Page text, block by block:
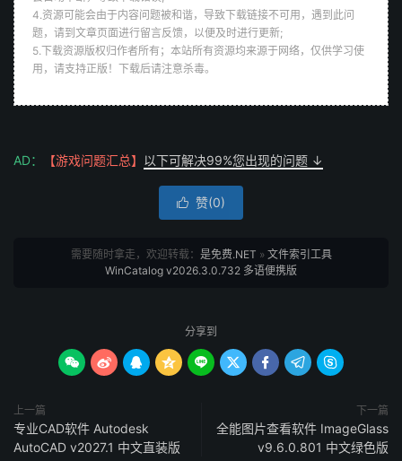
4.资源可能会由于内容问题被和谐，导致下载链接不可用，遇到此问
题，请到文章页面进行留言反馈，以便及时进行更新;
5.下载资源版权归作者所有；本站所有资源均来源于网络，仅供学习使
用，请支持正版！下载后请注意杀毒。
AD： 【游戏问题汇总】 以下可解决99%您出现的问题 ↓
 赞(0)
需要随时拿走，欢迎转载： 是免费.NET » 文件索引工具
WinCatalog v2026.3.0.732 多语便携版
分享到
        
上一篇
专业CAD软件 Autodesk
AutoCAD v2027.1 中文直装版
下一篇
全能图片查看软件 ImageGlass
v9.6.0.801 中文绿色版